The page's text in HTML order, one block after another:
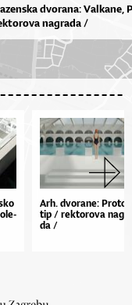
dvorana: Valkane,
nagrada /
Ar­h. dvo­ra­ne: Pro­to­
tip / rek­to­ro­va
da /